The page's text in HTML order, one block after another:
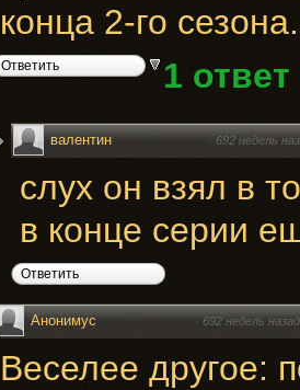
конца 2-го сезона.
Ответить 1 ответ
валентин · 692 недель
слух он взял в
в конце серии
Ответить
Анонимус · 692 недель назад
Веселее другое: